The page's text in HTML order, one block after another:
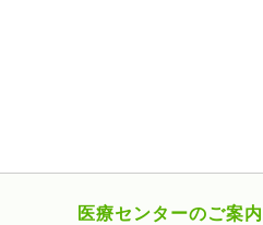
医療センターのご案内